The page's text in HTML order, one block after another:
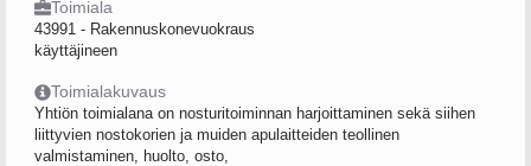
Toimiala
43991 - Rakennuskonevuokraus
käyttäjineen
Toimialakuvaus
Yhtiön toimialana on nosturitoiminnan harjoittaminen sekä siihen
liittyvien nostokorien ja muiden apulaitteiden teollinen
valmistaminen, huolto, osto,